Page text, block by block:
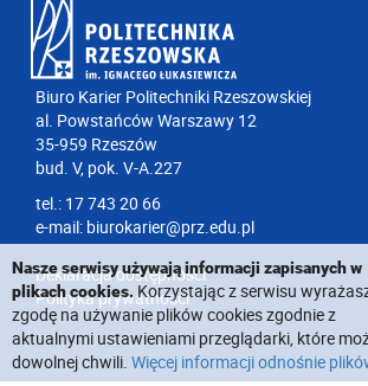
Biuro Karier Politechniki Rzeszowskiej
al. Powstańców Warszawy 12
35-959 Rzeszów
bud. V, pok. V-A.227
tel.: 17 743 20 66
e-mail: biurokarier@prz.edu.pl
Deklaracja dostępności
Polityka prywatności
Nasze serwisy używają informacji zapisanych w
plikach cookies.Korzystając z serwisu
zgodę na używanie plików cookies zgodnie z
aktualnymi ustawieniami przeglądarki, które
dowolnej chwili. Więcej informacji odnośnie